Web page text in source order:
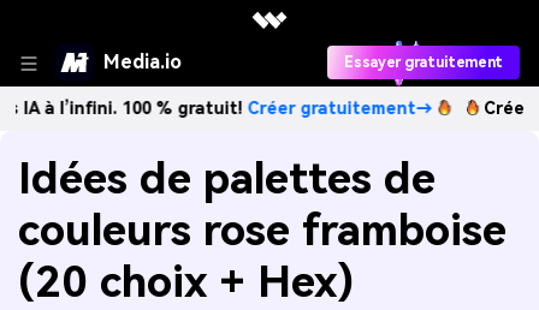
Media.io Essayer gratuitement
100 % gratuit!Créer gratuitement→ Créez des
Idées de palettes de
couleurs rose framboise
(20 choix + Hex)